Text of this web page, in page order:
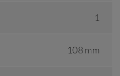
1
108 mm